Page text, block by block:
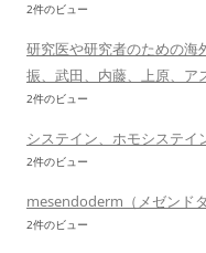
2件のビュー
研究医や研究者のための海
振、武田、内藤、上原、ア
2件のビュー
システイン、ホモシステイ
2件のビュー
mesendoderm（メゼンド
2件のビュー